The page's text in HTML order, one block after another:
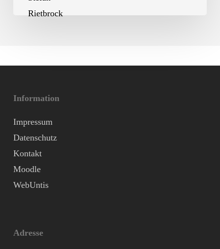
Information
Impressum
Datenschutz
Kontakt
Moodle
WebUntis
Adresse